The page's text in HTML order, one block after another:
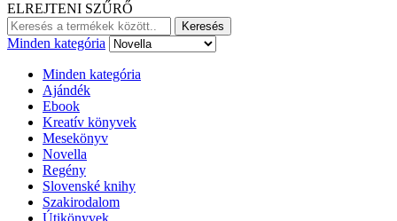
ELREJTENI SZŰRŐ
Keresés:
Keresés
Minden kategória
Minden kategória
Ajándék
Ebook
Kreatív könyvek
Mesekönyv
Novella
Regény
Slovenské knihy
Szakirodalom